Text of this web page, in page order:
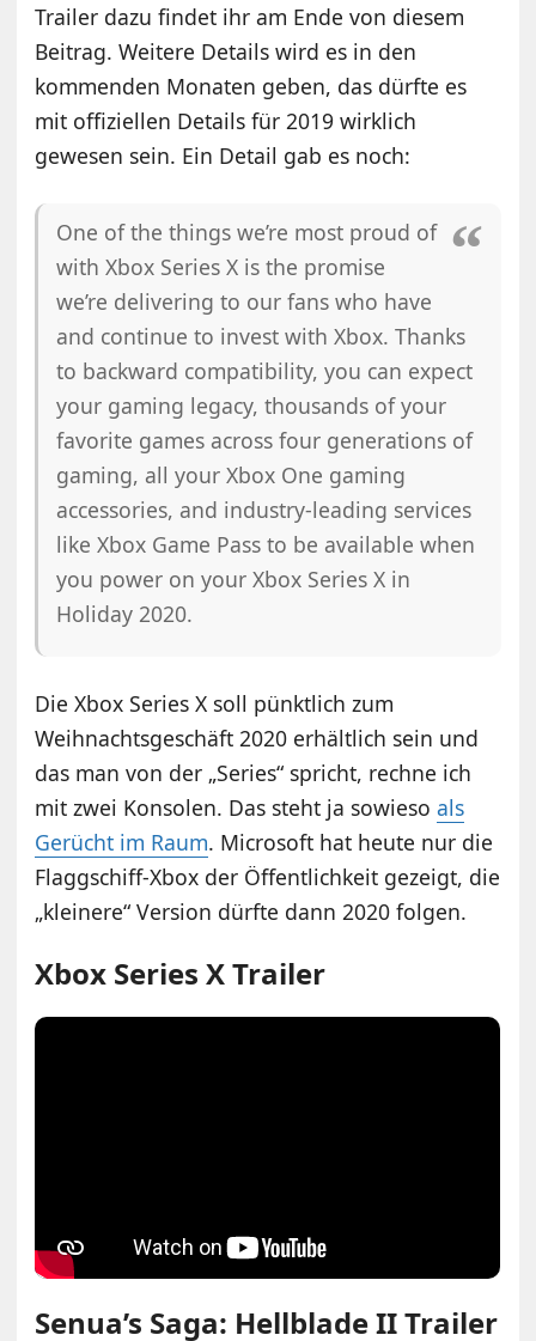
Trailer dazu findet ihr am Ende von diesem
Beitrag. Weitere Details wird es in den
kommenden Monaten geben, das dürfte es
mit offiziellen Details für 2019 wirklich
gewesen sein. Ein Detail gab es noch:
One of the things we’re most proud of
with Xbox Series X is the promise
we’re delivering to our fans who have
and continue to invest with Xbox. Thanks
to backward compatibility, you can expect
your gaming legacy, thousands of your
favorite games across four generations of
gaming, all your Xbox One gaming
accessories, and industry-leading services
like Xbox Game Pass to be available when
you power on your Xbox Series X in
Holiday 2020.
Die Xbox Series X soll pünktlich zum
Weihnachtsgeschäft 2020 erhältlich sein und
das man von der „Series“ spricht, rechne ich
mit zwei Konsolen. Das steht ja sowiesoals
Gerücht im Raum. Microsoft hat heute nur die
Flaggschiff-Xbox der Öffentlichkeit gezeigt, die
„kleinere“ Version dürfte dann 2020 folgen.
Xbox Series X Trailer
Senua’s Saga: Hellblade II Trailer